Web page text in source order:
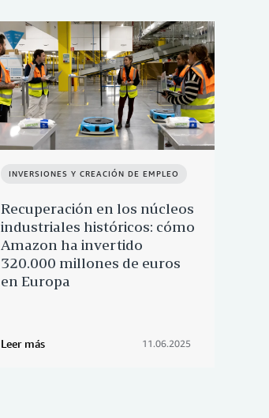
INVERSIONES Y CREACIÓN DE EMPLEO
Recuperación en los núcleos
industriales históricos: cómo
Amazon ha invertido
320.000 millones de euros
en Europa
Leer más 11.06.2025